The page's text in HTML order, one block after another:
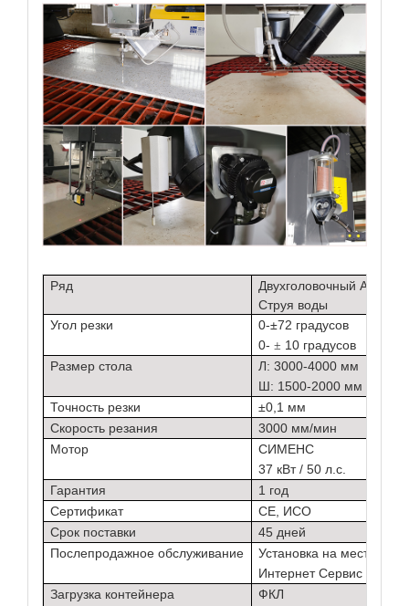
Ряд
Двухголовочный AC&AB-
Струя воды
Угол резки
0-±72 градусов
0- ± 10 градусов
Размер стола
Л: 3000-4000 мм
Ш: 1500-2000 мм
Точность резки
±0,1 мм
Скорость резания
3000 мм/мин
Мотор
СИМЕНС
37 кВт / 50 л.с.
Гарантия
1 год
Сертификат
CE, ИСО
Срок поставки
45 дней
Послепродажное обслуживание
Установка на месте
Интернет Сервис
Загрузка контейнера
ФКЛ